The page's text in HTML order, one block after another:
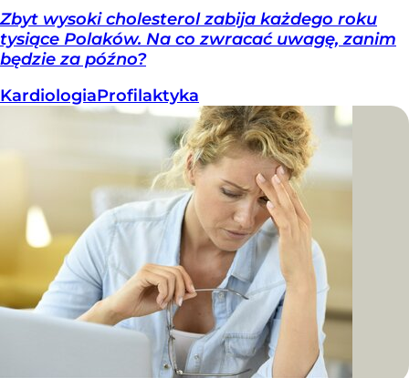
Zbyt wysoki cholesterol zabija każdego roku
tysiące Polaków. Na co zwracać uwagę, zanim
będzie za późno?
KardiologiaProfilaktyka